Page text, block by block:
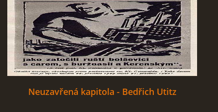
Neuzavřená kapitola - Bedřich Utitz